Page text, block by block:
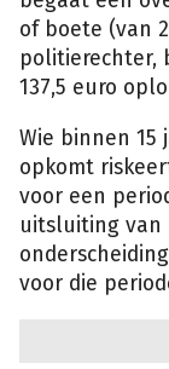
of boete (van
politierechter,
137,5 euro
Wie binnen 15
opkomt
voor een
uitsluiting van
voor die